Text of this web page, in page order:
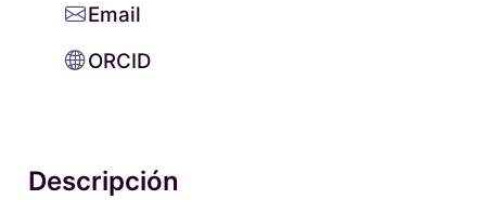
Email
ORCID
Descripción